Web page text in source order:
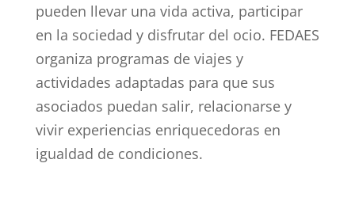
pueden llevar una vida activa, participar
en la sociedad y disfrutar del ocio. FEDAES
organiza programas de viajes y
actividades adaptadas para que sus
asociados puedan salir, relacionarse y
vivir experiencias enriquecedoras en
igualdad de condiciones.